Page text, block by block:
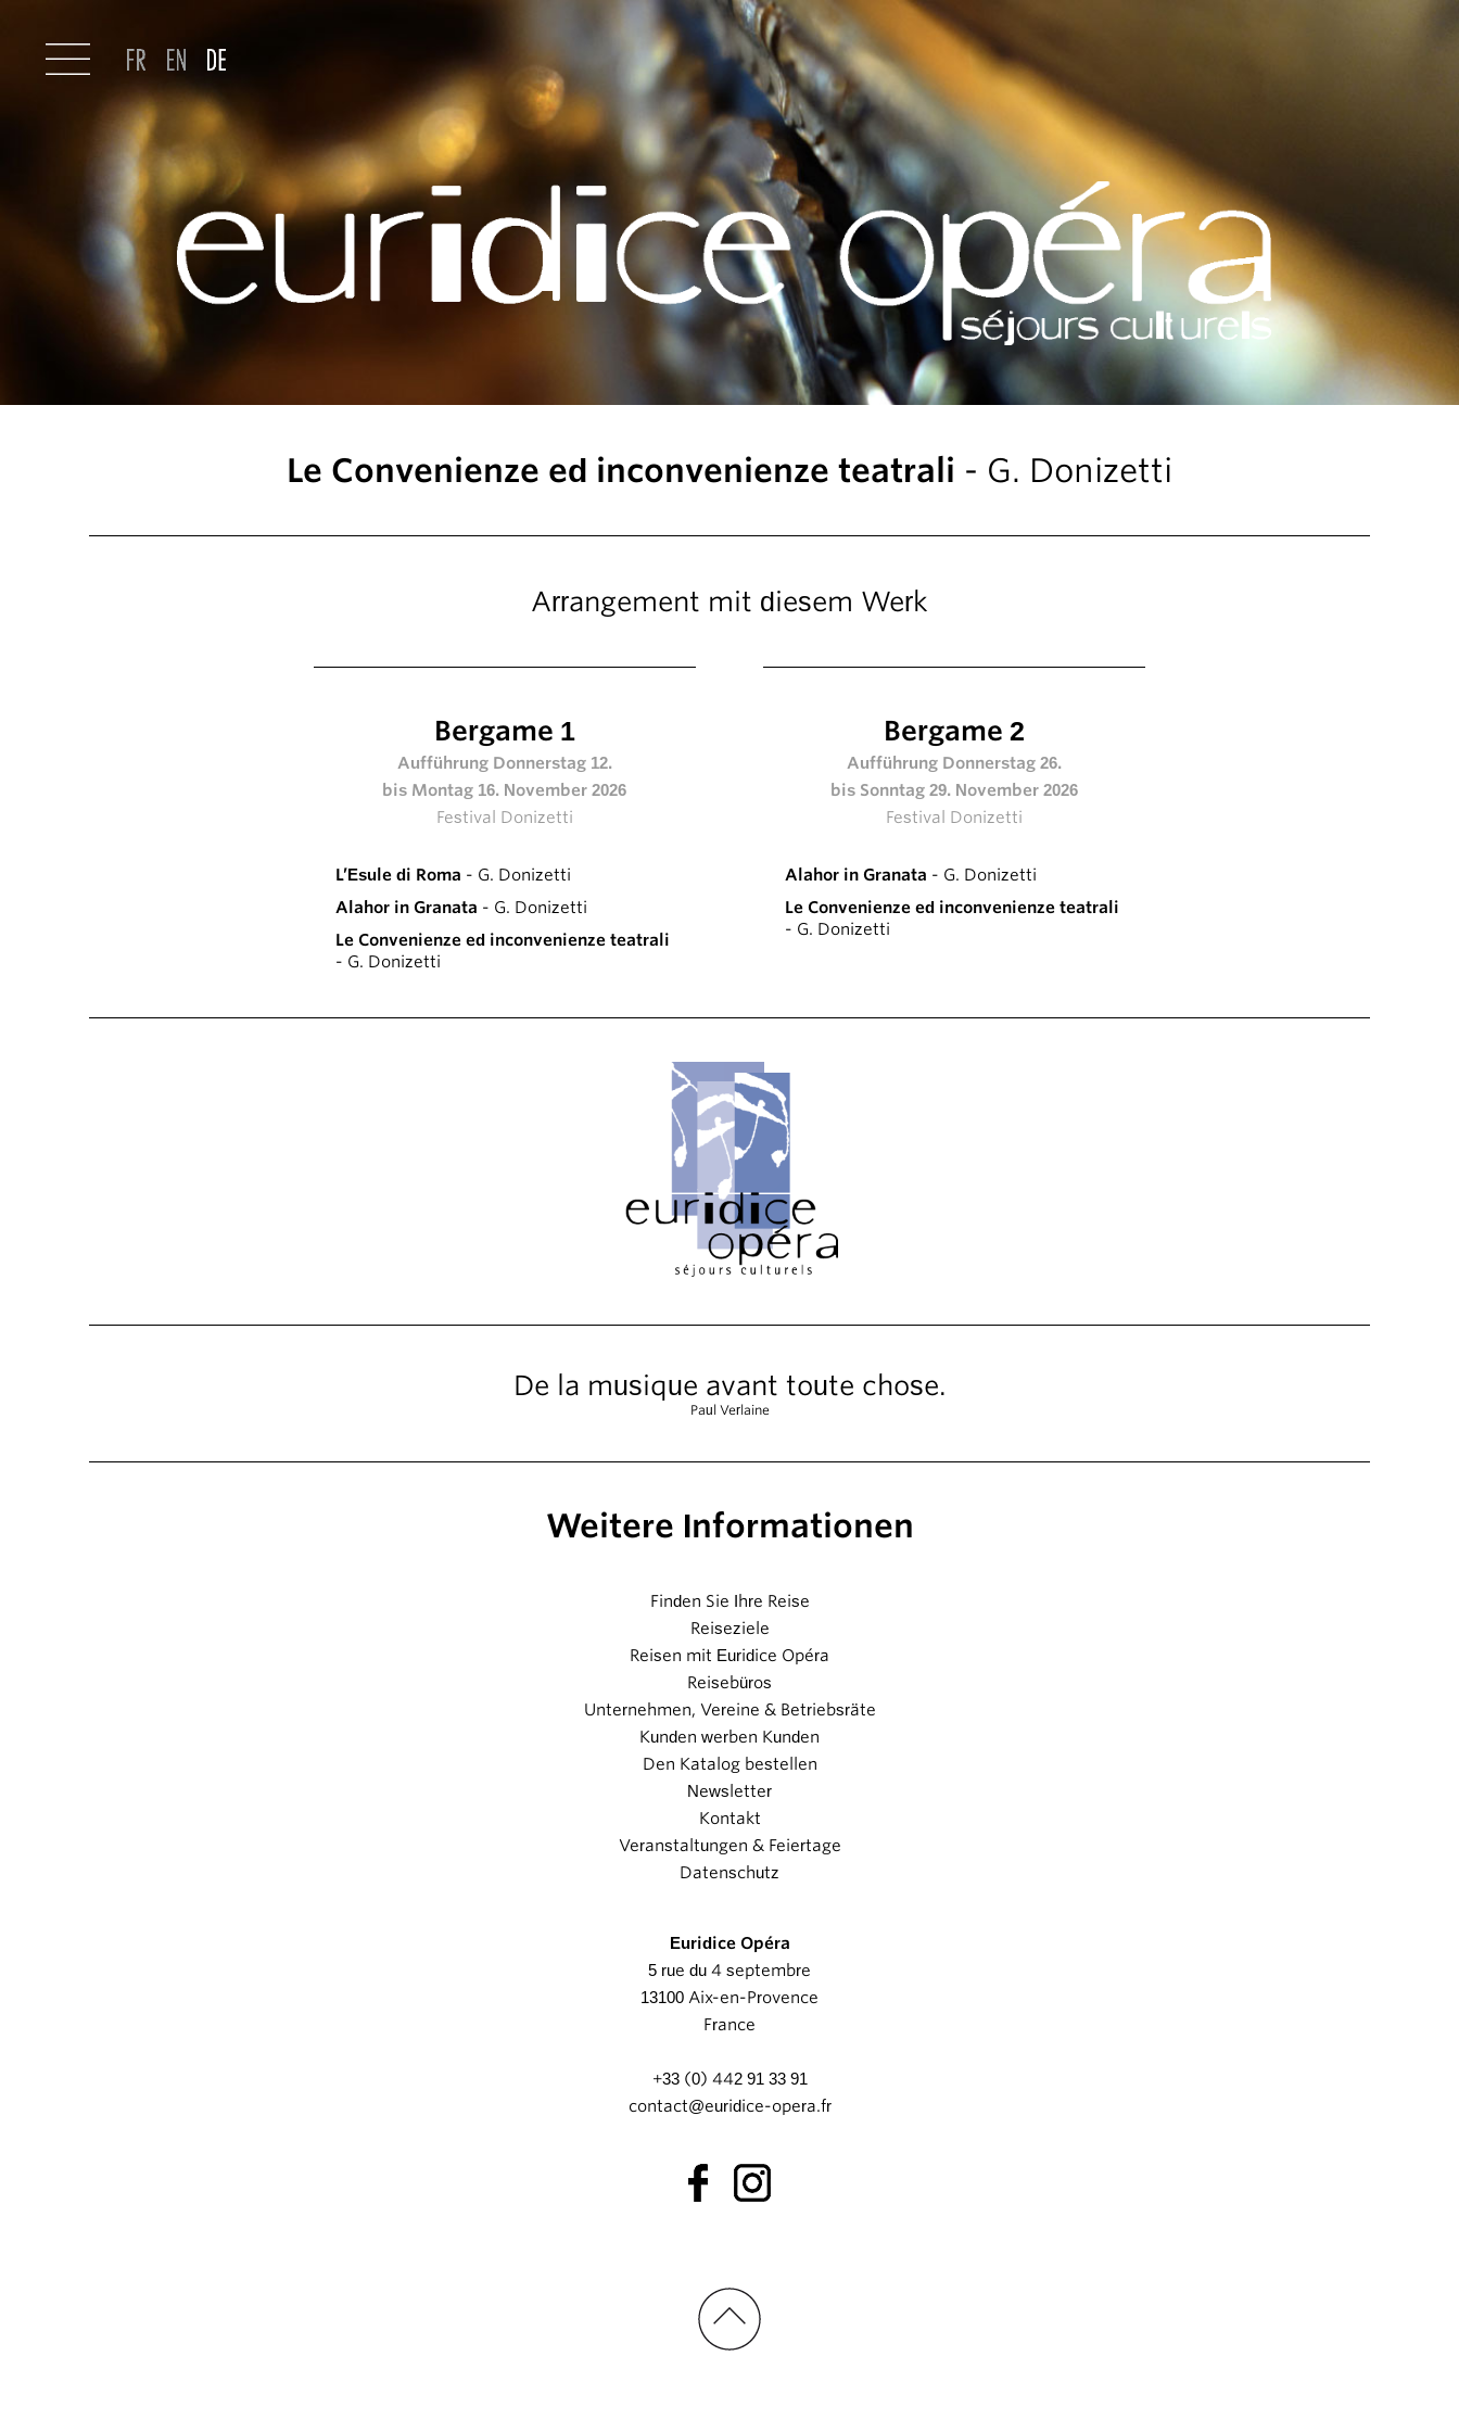
Le Convenienze ed inconvenienze teatrali - G. Donizetti
Arrangement mit diesem Werk
Bergame 1
Aufführung Donnerstag 12.
bis Montag 16. November 2026
Festival Donizetti
L’Esule di Roma - G. Donizetti
Alahor in Granata - G. Donizetti
Le Convenienze ed inconvenienze teatrali
- G. Donizetti
Bergame 2
Aufführung Donnerstag 26.
bis Sonntag 29. November 2026
Festival Donizetti
Alahor in Granata - G. Donizetti
Le Convenienze ed inconvenienze teatrali
- G. Donizetti
De la musique avant toute chose.
Paul Verlaine
Weitere Informationen
Finden Sie Ihre Reise
Reiseziele
Reisen mit Euridice Opéra
Reisebüros
Unternehmen, Vereine & Betriebsräte
Kunden werben Kunden
Den Katalog bestellen
Newsletter
Kontakt
Veranstaltungen & Feiertage
Datenschutz
Euridice Opéra
5 rue du 4 septembre
13100 Aix-en-Provence
France
+33 (0) 442 91 33 91
contact@euridice-opera.fr